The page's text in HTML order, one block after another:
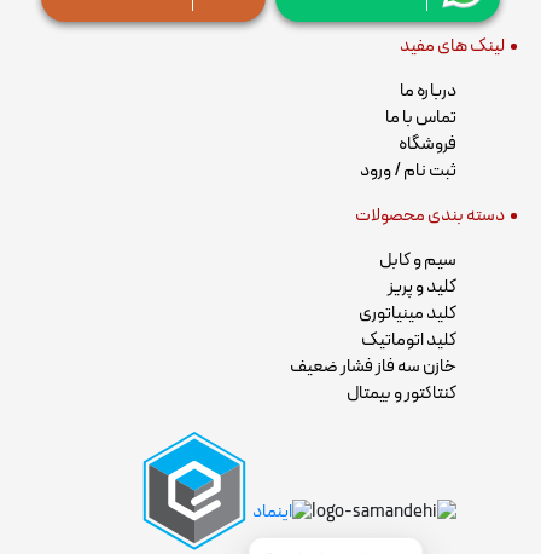
لینک های مفید
درباره ما
تماس با ما
فروشگاه
ثبت نام / ورود
دسته بندی محصولات
سیم و کابل
کلید و پریز
کلید مینیاتوری
کلید اتوماتیک
خازن سه فاز فشار ضعیف
کنتاکتور و بیمتال